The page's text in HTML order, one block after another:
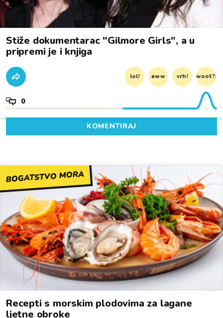
Stiže dokumentarac "Gilmore Girls", a u
pripremi je i knjiga
lol! aww vrh! woot?!
0
KOMENTIRAJ
BOGATSTVO MORA
Recepti s morskim plodovima za lagane
ljetne obroke